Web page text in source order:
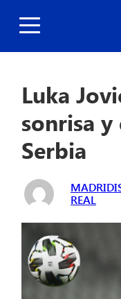
Luka
sonrisa
Serbia
REAL